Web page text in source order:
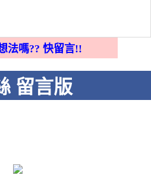
法嗎?? 快留言!!
留言版